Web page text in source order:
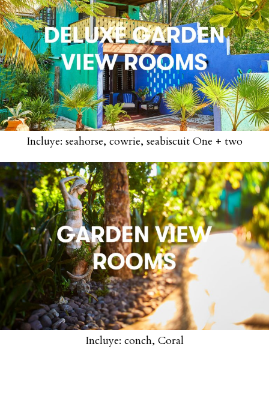
Incluye: seahorse, cowrie, seabiscuit One + two
Incluye: conch, Coral